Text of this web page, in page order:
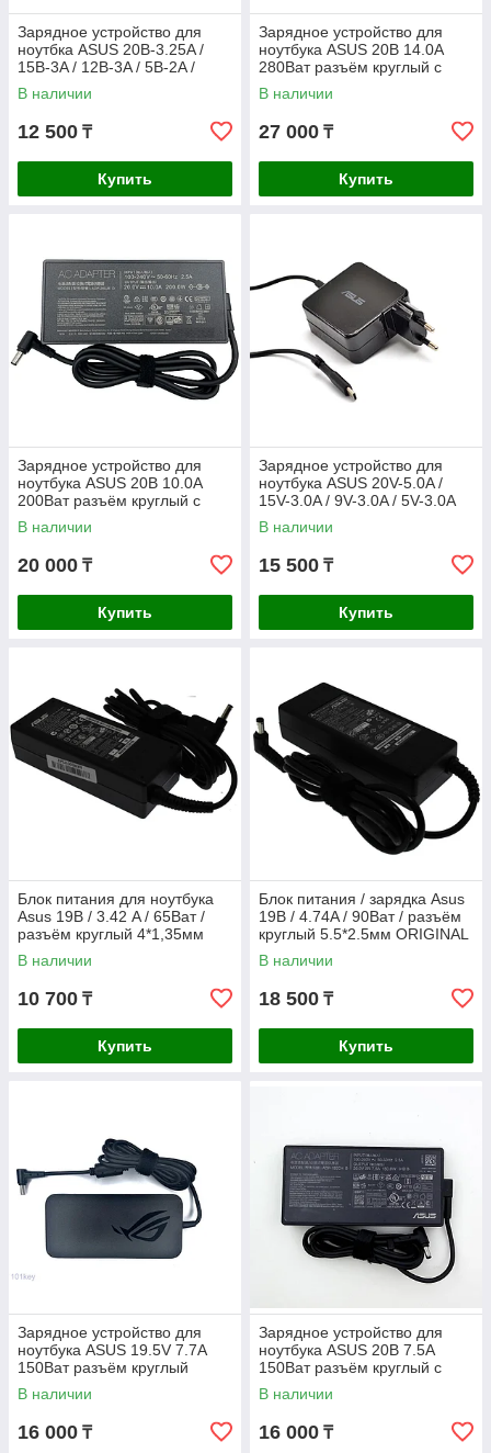
Зарядное устройство для
ноутбка ASUS 20В-3.25A /
15В-3A / 12В-3A / 5В-2A /
65Ват / Type-C ORIGINAL
В наличии
12 500 ₸
Купить
Зарядное устройство для
ноутбука ASUS 20В 14.0A
280Ват разъём круглый с
иглой 6.0*3.7мм ORIGINAL
В наличии
27 000 ₸
Купить
Зарядное устройство для
ноутбука ASUS 20В 10.0A
200Ват разъём круглый с
иглой 6.0*3.7мм ORIGINAL
В наличии
20 000 ₸
Купить
Зарядное устройство для
ноутбука ASUS 20V-5.0A /
15V-3.0A / 9V-3.0A / 5V-3.0A
100Ват Type-C ORIGINAL
В наличии
15 500 ₸
Купить
Блок питания для ноутбука
Asus 19В / 3.42 A / 65Ват /
разъём круглый 4*1,35мм
ORIGINAL
В наличии
10 700 ₸
Купить
Блок питания / зарядка Asus
19В / 4.74A / 90Ват / разъём
круглый 5.5*2.5мм ORIGINAL
В наличии
18 500 ₸
Купить
Зарядное устройство для
ноутбука ASUS 19.5V 7.7A
150Ват разъём круглый
5.5*2.5мм ORIGINAL
В наличии
16 000 ₸
Зарядное устройство для
ноутбука ASUS 20В 7.5A
150Ват разъём круглый с
иглой 4.5*3.0мм ORIGINAL
В наличии
16 000 ₸